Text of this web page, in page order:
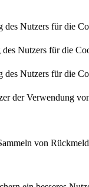
Nutzers für die
Nutzers für die
Nutzers für die
der Verwendung
von